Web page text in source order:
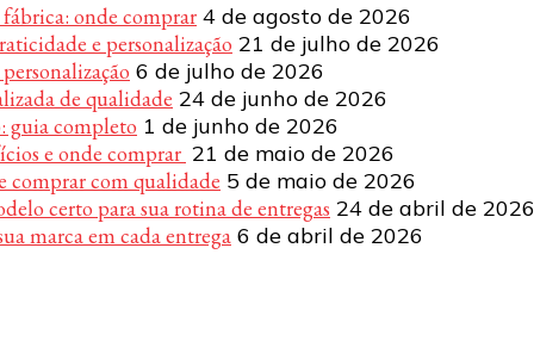
onde comprar 4 de agosto de 2026
e personalização 21 de julho de 2026
6 de julho de 2026
de qualidade 24 de junho de 2026
guia completo 1 de junho de 2026
e onde comprar 21 de maio de 2026
comprar com qualidade 5 de maio de 2026
certo para sua rotina de entregas 24 de abril de 2026
marca em cada entrega 6 de abril de 2026